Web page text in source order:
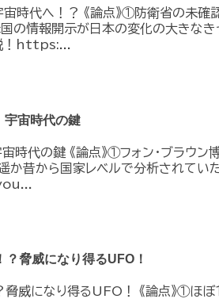
宙時代へ！？ 《論点》①防衛省の未確
の情報開示が日本の変化の大きなき
！https:...
宇宙時代の鍵
時代の鍵 《論点》①フォン・ブラウン
昔から国家レベルで分析されてい
？脅威になり得るUFO！
脅威になり得るUFO！ 《論点》①ほぼ